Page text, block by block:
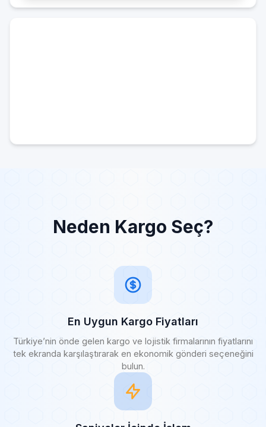
Neden Kargo Seç?
En Uygun Kargo Fiyatları
Türkiye’nin önde gelen kargo ve lojistik firmalarının fiyatlarını
tek ekranda karşılaştırarak en ekonomik gönderi seçeneğini
bulun.